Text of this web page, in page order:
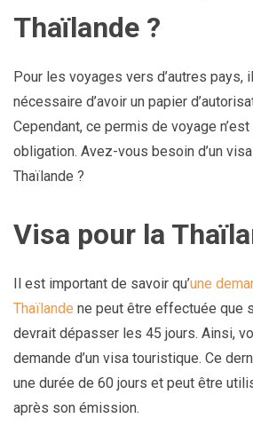
Thaïlande ?
Pour les voyages vers d’autres pays,
nécessaire d’avoir un papier
Cependant, ce permis de voyage
obligation. Avez-vous besoin d’un
Thaïlande ?
Visa pour la
Il est important de savoir qu’une
Thaïlande ne peut être effectuée que
devrait dépasser les 45 jours. Ainsi,
demande d’un visa touristique. Ce
une durée de 60 jours et peut être
après son émission.